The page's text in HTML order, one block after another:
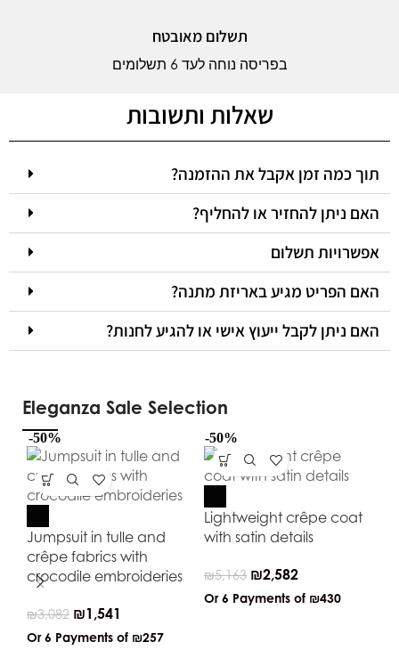
תשלום מאובטח
בפריסה נוחה לעד 6 תשלומים
שאלות ותשובות
תוך כמה זמן אקבל את ההזמנה?
האם ניתן להחזיר או להחליף?
אפשרויות תשלום
האם הפריט מגיע באריזת מתנה?
האם ניתן לקבל ייעוץ אישי או להגיע לחנות?
Eleganza Sale Selection
-50%
Jumpsuit in tulle and
crêpe fabrics with
crocodile embroideries
₪3,082 ₪1,541
Or 6 Payments of ₪257
-50%
Lightweight crêpe coat
with satin details
₪5,163 ₪2,582
Or 6 Payments of ₪430